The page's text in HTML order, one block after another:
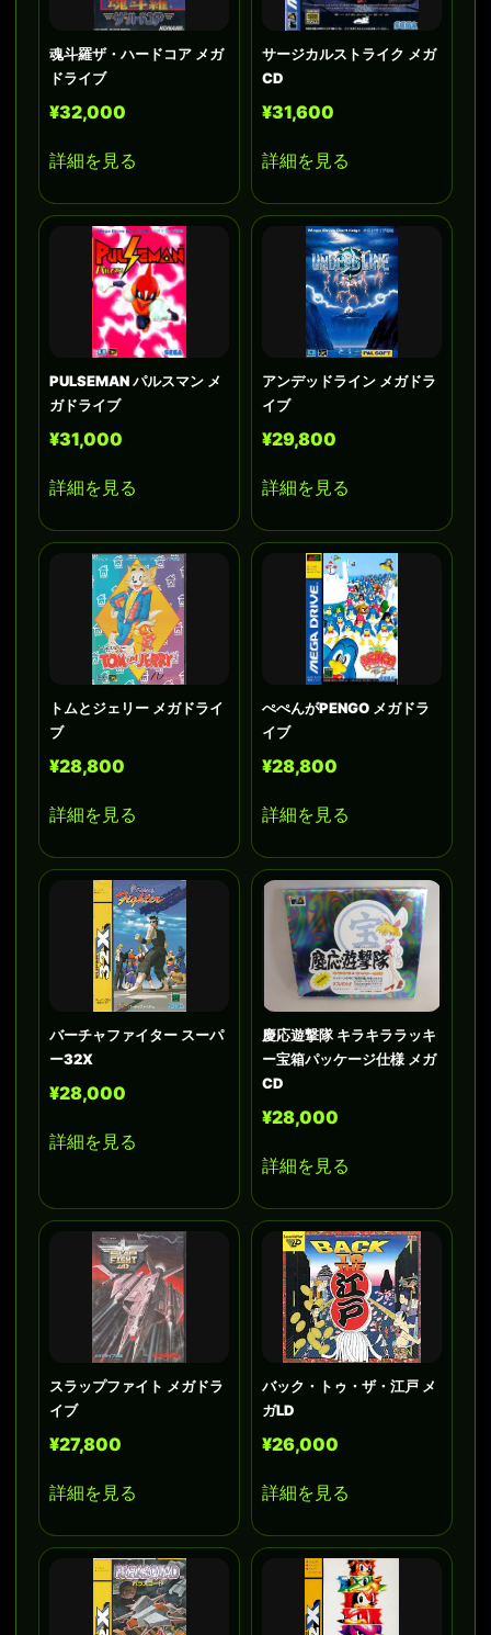
魂斗羅ザ・ハードコア メガ
ドライブ
¥32,000
詳細を見る
サージカルストライク メガ
CD
¥31,600
詳細を見る
PULSEMAN パルスマン メ
ガドライブ
¥31,000
詳細を見る
アンデッドライン メガドラ
イブ
¥29,800
詳細を見る
トムとジェリー メガドライ
ブ
¥28,800
詳細を見る
ぺぺんがPENGO メガドラ
イブ
¥28,800
詳細を見る
バーチャファイター スーパ
ー32X
¥28,000
詳細を見る
慶応遊撃隊 キラキララッキ
ー宝箱パッケージ仕様 メガ
CD
¥28,000
詳細を見る
スラップファイト メガドラ
イブ
¥27,800
詳細を見る
バック・トゥ・ザ・江戸 メ
ガLD
¥26,000
詳細を見る